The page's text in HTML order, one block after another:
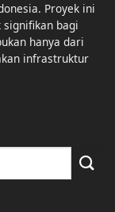
Proyek ini
bagi
hanya dari
infrastruktur